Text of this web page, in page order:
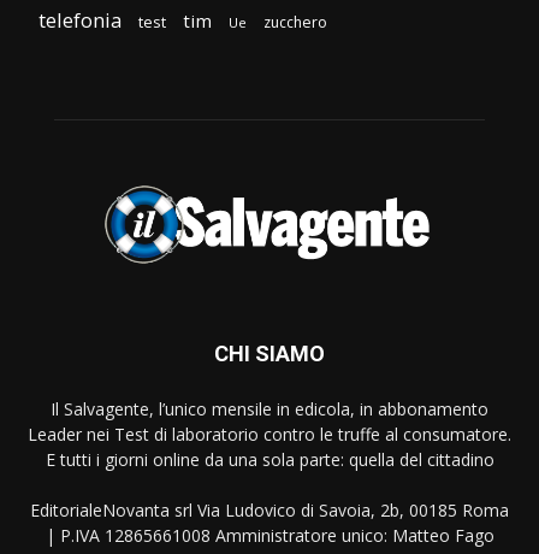
telefonia test tim Ue zucchero
CHI SIAMO
Il Salvagente, l’unico mensile in edicola, in abbonamento
Leader nei Test di laboratorio contro le truffe al consumatore.
E tutti i giorni online da una sola parte: quella del cittadino
EditorialeNovanta srl Via Ludovico di Savoia, 2b, 00185 Roma
| P.IVA 12865661008 Amministratore unico: Matteo Fago